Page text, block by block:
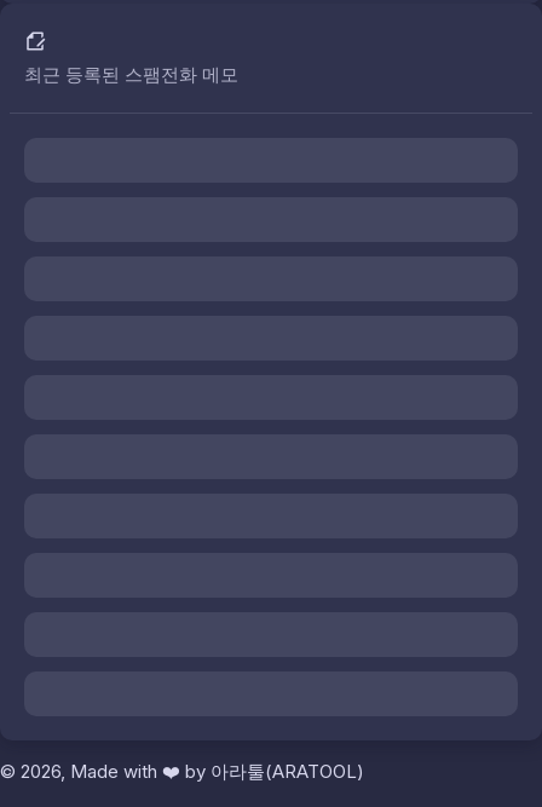
최근 등록된 스팸전화 메모
© 2026, Made with ❤️ by 아라툴(ARATOOL)